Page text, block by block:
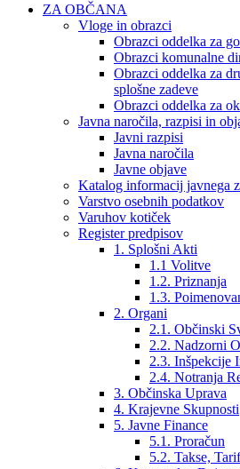
ZA OBČANA
Vloge in obrazci
Obrazci oddelka za
Obrazci komunalne
Obrazci oddelka za
splošne zadeve
Obrazci oddelka za
Javna naročila, razpisi in
Javni razpisi
Javna naročila
Javne objave
Katalog informacij javnega
Varstvo osebnih podatkov
Varuhov kotiček
Register predpisov
1. Splošni Akti
1.1 Volitve
1.2. Priznanja
1.3.
2. Organi
2.1. Občinski
2.2. Nadzorni
2.3. Inšpekcije
2.4. Notranja
3. Občinska Uprava
4. Krajevne Skupnosti
5. Javne Finance
5.1. Proračun
5.2. Takse,